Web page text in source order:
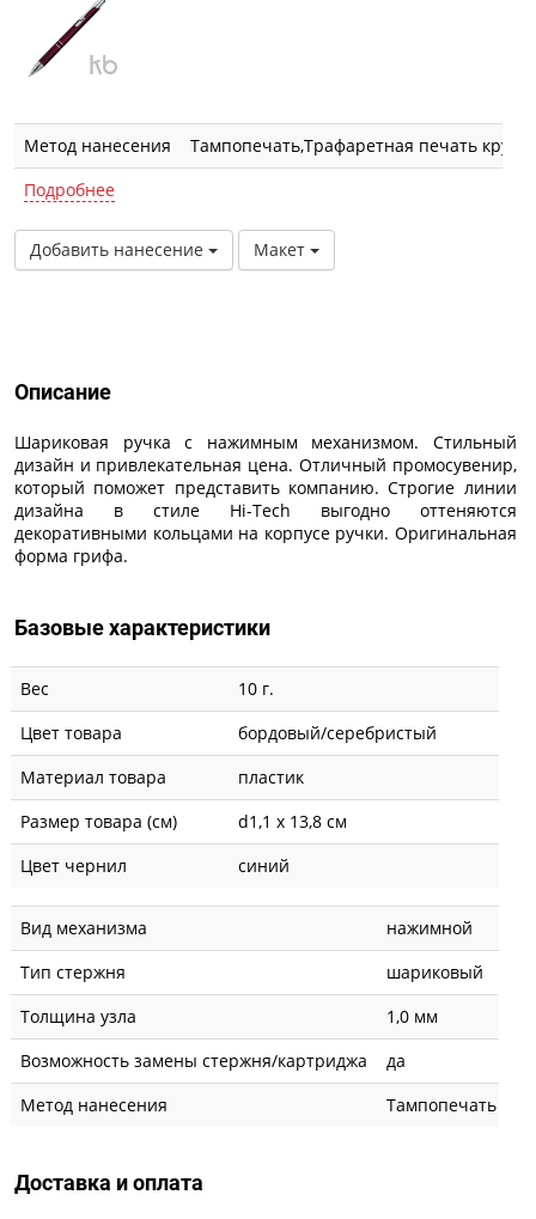
Метод нанесения
Тампопечать,Трафаретная печать
Подробнее
Добавить нанесение Макет
Описание
Шариковая ручка с нажимным механизмом. Стильный
дизайн и привлекательная цена. Отличный промосувенир,
который поможет представить компанию. Строгие линии
дизайна в стиле Hi-Tech выгодно оттеняются
декоративными кольцами на корпусе ручки. Оригинальная
форма грифа.
Базовые характеристики
Вес
10 г.
Цвет товара
бордовый/серебристый
Материал товара
пластик
Размер товара (см)
d1,1 х 13,8 см
Цвет чернил
синий
Вид механизма
нажимной
Тип стержня
шариковый
Толщина узла
1,0 мм
Возможность замены стержня/картриджа
да
Метод нанесения
Тампопечать
Доставка и оплата